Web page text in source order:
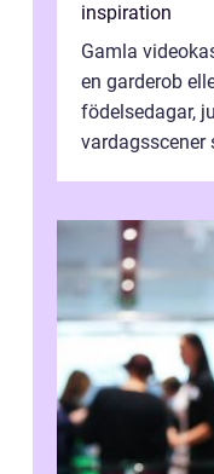
inspiration
Gamla
en garderob
födelsedagar,
vardagsscener